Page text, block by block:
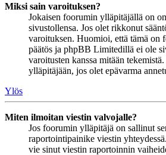
Miksi sain varoituksen?
Jokaisen foorumin ylläpitäjällä on
sivustollensa. Jos olet rikkonut
varoituksen. Huomioi, että tämä on
päätös ja phpBB Limitedillä ei ole
varoitusten kanssa mitään
ylläpitäjään, jos olet epävarma
Ylös
Miten ilmoitan viestin valvojalle?
Jos foorumin ylläpitäjä on sallinut
raportointipainike viestin
vie sinut viestin raportoinnin